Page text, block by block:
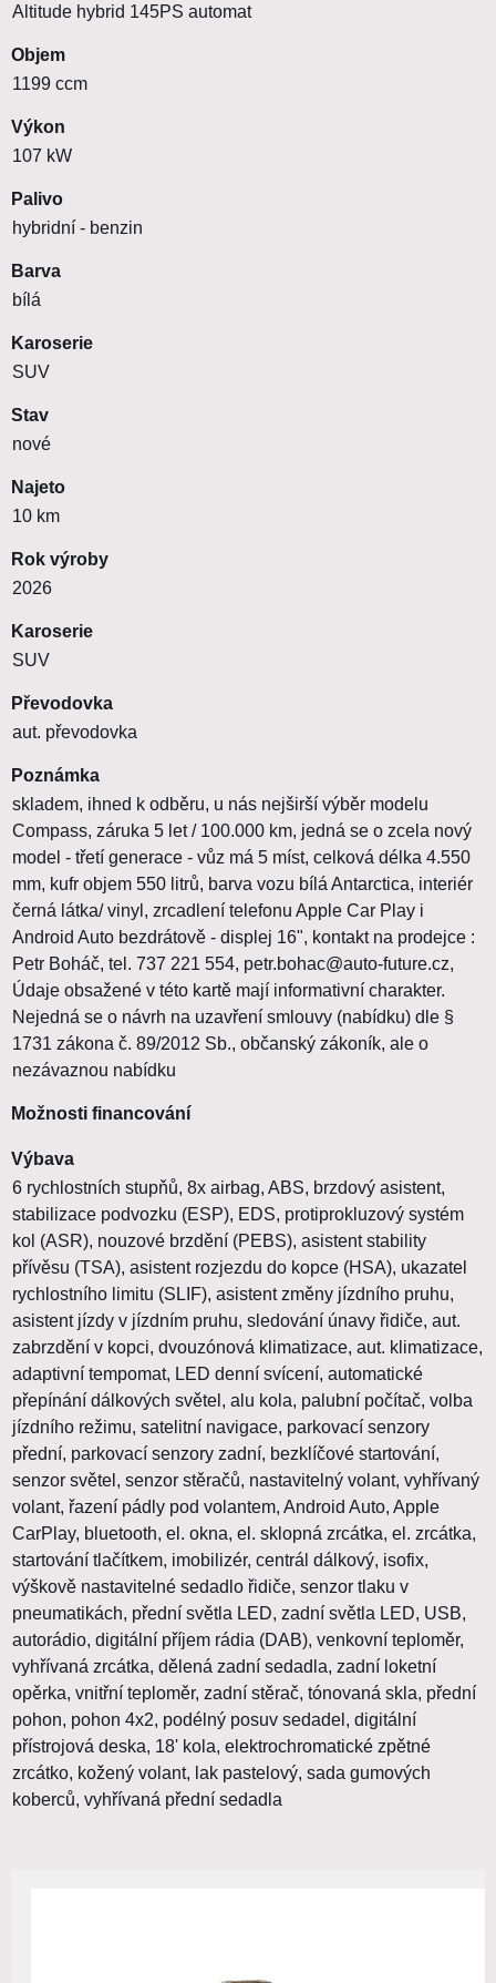
Altitude hybrid 145PS automat
Objem
1199 ccm
Výkon
107 kW
Palivo
hybridní - benzin
Barva
bílá
Karoserie
SUV
Stav
nové
Najeto
10 km
Rok výroby
2026
Karoserie
SUV
Převodovka
aut. převodovka
Poznámka
skladem, ihned k odběru, u nás nejširší výběr modelu
Compass, záruka 5 let / 100.000 km, jedná se o zcela nový
model - třetí generace - vůz má 5 míst, celková délka 4.550
mm, kufr objem 550 litrů, barva vozu bílá Antarctica, interiér
černá látka/ vinyl, zrcadlení telefonu Apple Car Play i
Android Auto bezdrátově - displej 16", kontakt na prodejce :
Petr Boháč, tel. 737 221 554, petr.bohac@auto-future.cz,
Údaje obsažené v této kartě mají informativní charakter.
Nejedná se o návrh na uzavření smlouvy (nabídku) dle §
1731 zákona č. 89/2012 Sb., občanský zákoník, ale o
nezávaznou nabídku
Možnosti financování
Výbava
6 rychlostních stupňů, 8x airbag, ABS, brzdový asistent,
stabilizace podvozku (ESP), EDS, protiprokluzový systém
kol (ASR), nouzové brzdění (PEBS), asistent stability
přívěsu (TSA), asistent rozjezdu do kopce (HSA), ukazatel
rychlostního limitu (SLIF), asistent změny jízdního pruhu,
asistent jízdy v jízdním pruhu, sledování únavy řidiče, aut.
zabrzdění v kopci, dvouzónová klimatizace, aut. klimatizace,
adaptivní tempomat, LED denní svícení, automatické
přepínání dálkových světel, alu kola, palubní počítač, volba
jízdního režimu, satelitní navigace, parkovací senzory
přední, parkovací senzory zadní, bezklíčové startování,
senzor světel, senzor stěračů, nastavitelný volant, vyhřívaný
volant, řazení pádly pod volantem, Android Auto, Apple
CarPlay, bluetooth, el. okna, el. sklopná zrcátka, el. zrcátka,
startování tlačítkem, imobilizér, centrál dálkový, isofix,
výškově nastavitelné sedadlo řidiče, senzor tlaku v
pneumatikách, přední světla LED, zadní světla LED, USB,
autorádio, digitální příjem rádia (DAB), venkovní teploměr,
vyhřívaná zrcátka, dělená zadní sedadla, zadní loketní
opěrka, vnitřní teploměr, zadní stěrač, tónovaná skla, přední
pohon, pohon 4x2, podélný posuv sedadel, digitální
přístrojová deska, 18' kola, elektrochromatické zpětné
zrcátko, kožený volant, lak pastelový, sada gumových
koberců, vyhřívaná přední sedadla